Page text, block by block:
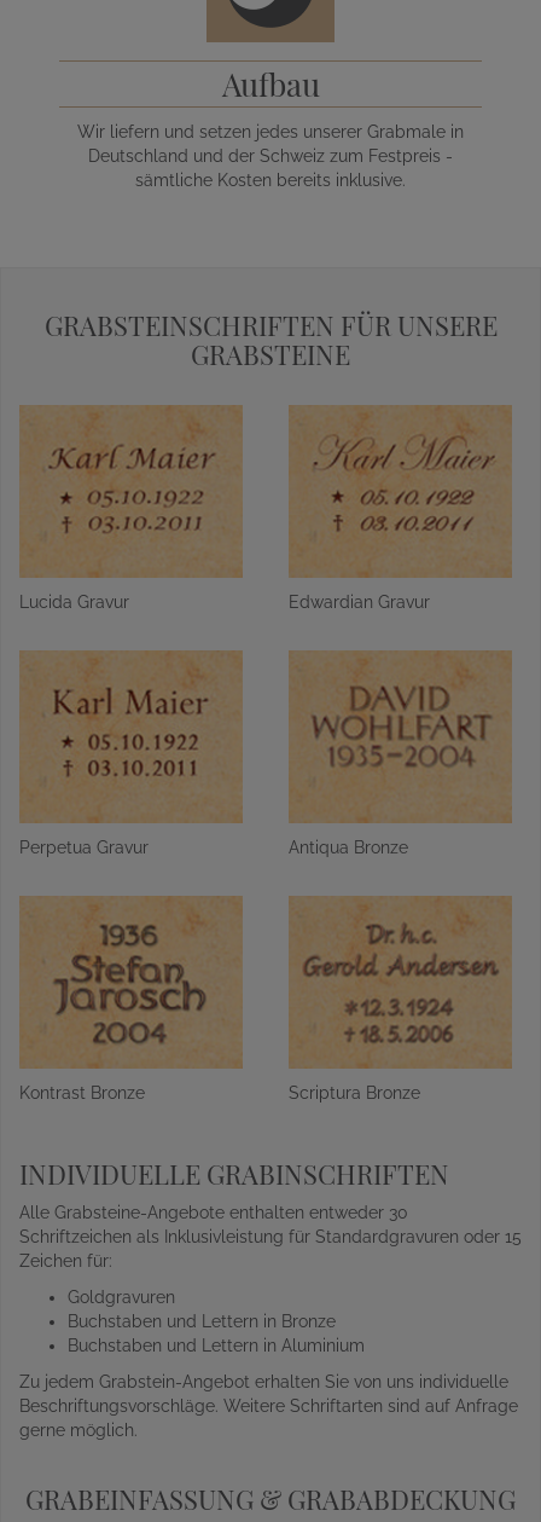
Aufbau
Wir liefern und setzen jedes unserer Grabmale in
Deutschland und der Schweiz zum Festpreis -
sämtliche Kosten bereits inklusive.
GRABSTEINSCHRIFTEN FÜR UNSERE
GRABSTEINE
Lucida Gravur Edwardian Gravur
Perpetua Gravur Antiqua Bronze
Kontrast Bronze Scriptura Bronze
INDIVIDUELLE GRABINSCHRIFTEN
Alle Grabsteine-Angebote enthalten entweder 30
Schriftzeichen als Inklusivleistung für Standardgravuren oder 15
Zeichen für:
Goldgravuren
Buchstaben und Lettern in Bronze
Buchstaben und Lettern in Aluminium
Zu jedem Grabstein-Angebot erhalten Sie von uns individuelle
Beschriftungsvorschläge. Weitere Schriftarten sind auf Anfrage
gerne möglich.
GRABEINFASSUNG & GRABABDECKUNG